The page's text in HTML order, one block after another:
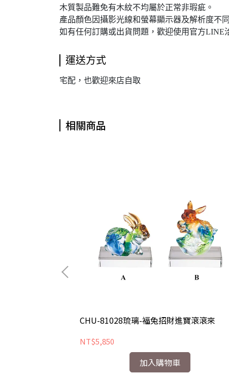
木質製品難免有木紋不均屬於正常非瑕疵。
產品顏色因攝影光線和螢幕顯示器及解析度不
如有任何訂購或出貨問題，歡迎使用官方LINE
運送方式
宅配，也歡迎來店自取
相關商品
CHU-81028琉璃-福兔招財進寶滾滾來
NT$5,850
加入購物車